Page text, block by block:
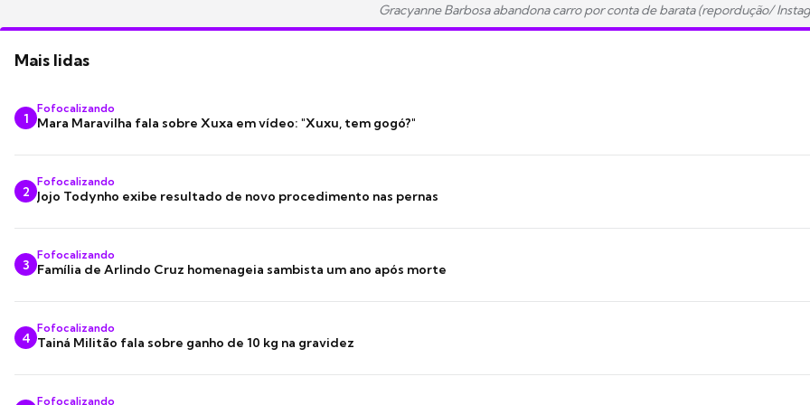
Gracyanne Barbosa abandona carro por conta de barata (repordução/
Mais lidas
1
Fofocalizando
Mara Maravilha fala sobre Xuxa em vídeo: "Xuxu, tem gogó?"
2
Fofocalizando
Jojo Todynho exibe resultado de novo procedimento nas pernas
3
Fofocalizando
Família de Arlindo Cruz homenageia sambista um ano após morte
4
Fofocalizando
Tainá Militão fala sobre ganho de 10 kg na gravidez
Fofocalizando